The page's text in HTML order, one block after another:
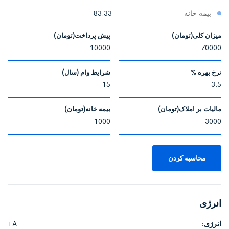
بیمه خانه 83.33
میزان کلی(تومان) پیش پرداخت(تومان)
نرخ بهره % شرایط وام (سال)
مالیات بر املاک(تومان) بیمه خانه(تومان)
محاسبه کردن
انرژی
انرژی: A+